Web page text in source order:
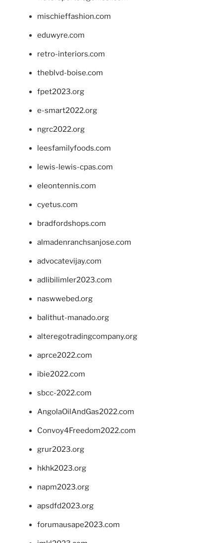
mischieffashion.com
eduwyre.com
retro-interiors.com
theblvd-boise.com
fpet2023.org
e-smart2022.org
ngrc2022.org
leesfamilyfoods.com
lewis-lewis-cpas.com
eleontennis.com
cyetus.com
bradfordshops.com
almadenranchsanjose.com
advocatevijay.com
adlibilimler2023.com
naswwebed.org
balithut-manado.org
alteregotradingcompany.org
aprce2022.com
ibie2022.com
sbcc-2022.com
AngolaOilAndGas2022.com
Convoy4Freedom2022.com
grur2023.org
hkhk2023.org
napm2023.org
apsdfd2023.org
forumausape2023.com